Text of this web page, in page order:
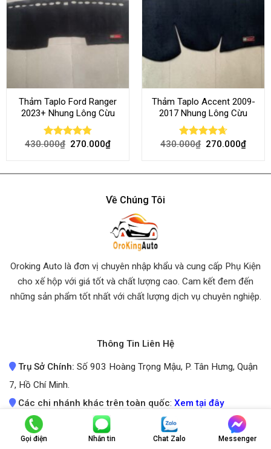
Thảm Taplo Ford Ranger
2023+ Nhung Lông Cừu
Rated 4.80
430.000₫ 270.000₫
Thảm Taplo Accent 2009-
2017 Nhung Lông Cừu
Rated 4.64
430.000₫ 270.000₫
Về Chúng Tôi
Oroking Auto là đơn vị chuyên nhập khẩu và cung cấp Phụ Kiện
cho xế hộp với giá tốt và chất lượng cao. Cam kết đem đến
những sản phẩm tốt nhất với chất lượng dịch vụ chuyên nghiệp.
Thông Tin Liên Hệ
Trụ Sở Chính: Số 903 Hoàng Trọng Mậu, P. Tân Hưng, Quận
7, Hồ Chí Minh.
Các chi nhánh khác trên toàn quốc: Xem tại đây
VUI LÒNG LIÊN HỆ TRƯỚC KHI ĐẾN
ĐỂ ĐƯỢC PHỤC VỤ TỐT NHẤT
Gọi điện Nhắn tin Chat Zalo Messenger